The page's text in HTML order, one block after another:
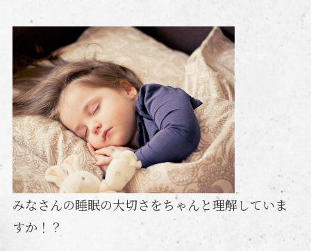
みなさんの睡眠の大切さをちゃんと理解していま
すか！？